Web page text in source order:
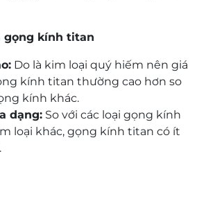
gọng kính titan
Do là kim loại quý hiếm nên giá
kính titan thường cao hơn so
kính khác.
dạng: So với các loại gọng kính
loại khác, gọng kính titan có ít